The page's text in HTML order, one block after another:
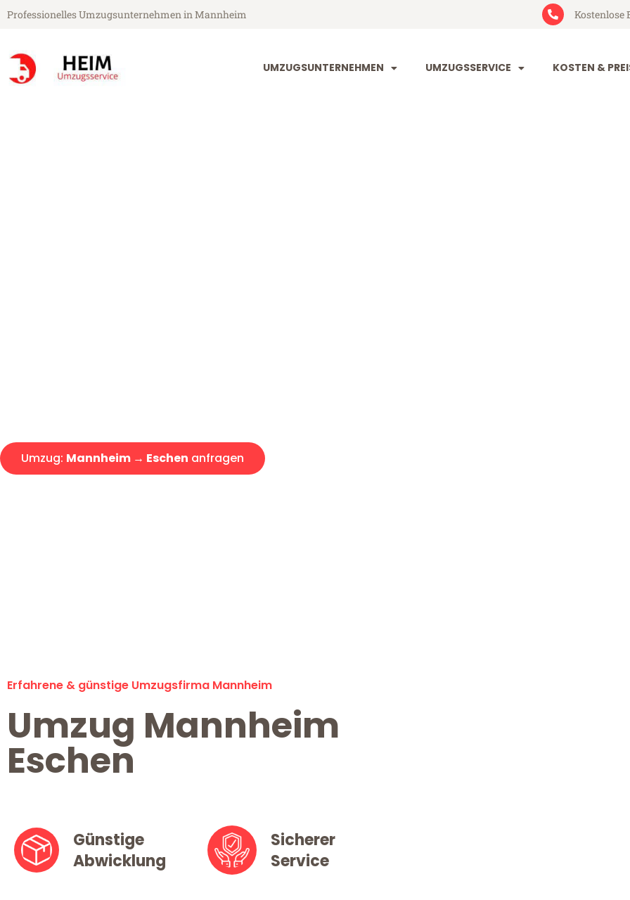
Professionelles Umzugsunternehmen in Mannheim Kostenlose
UMZUGSUNTERNEHMEN UMZUGSSERVICE KOSTEN &
Umzug: Mannheim → Eschen anfragen
Erfahrene & günstige Umzugsfirma Mannheim
Umzug Mannheim
Eschen
Günstige
Abwicklung
Sicherer
Service